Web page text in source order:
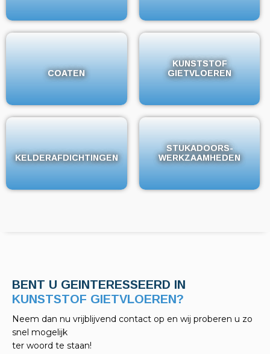
COATEN
COATEN
KUNSTSTOF
GIETVLOEREN
KUNSTSTOF
GIETVLOEREN
KELDERAFDICHTINGEN
KELDERAFDICHTINGEN
STUKADOORS-
WERKZAAMHEDEN
STUKADOORS-
WERKZAAMHEDEN
BENT U GEINTERESSEERD IN
KELDERAFDICHTINGEN?
Neem dan nu vrijblijvend contact op en wij proberen u zo
snel mogelijk
ter woord te staan!